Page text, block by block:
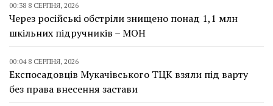
00:38 8 СЕРПНЯ, 2026
Через російські обстріли знищено понад 1,1 млн
шкільних підручників – МОН
00:04 8 СЕРПНЯ, 2026
Експосадовців Мукачівського ТЦК взяли під варту
без права внесення застави